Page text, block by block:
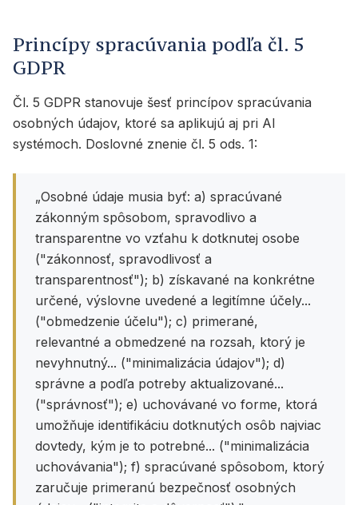
Princípy spracúvania podľa čl. 5
GDPR
Čl. 5 GDPR stanovuje šesť princípov spracúvania
osobných údajov, ktoré sa aplikujú aj pri AI
systémoch. Doslovné znenie čl. 5 ods. 1:
„Osobné údaje musia byť: a) spracúvané
zákonným spôsobom, spravodlivo a
transparentne vo vzťahu k dotknutej osobe
("zákonnosť, spravodlivosť a
transparentnosť"); b) získavané na konkrétne
určené, výslovne uvedené a legitímne účely...
("obmedzenie účelu"); c) primerané,
relevantné a obmedzené na rozsah, ktorý je
nevyhnutný... ("minimalizácia údajov"); d)
správne a podľa potreby aktualizované...
("správnosť"); e) uchovávané vo forme, ktorá
umožňuje identifikáciu dotknutých osôb najviac
dovtedy, kým je to potrebné... ("minimalizácia
uchovávania"); f) spracúvané spôsobom, ktorý
zaručuje primeranú bezpečnosť osobných